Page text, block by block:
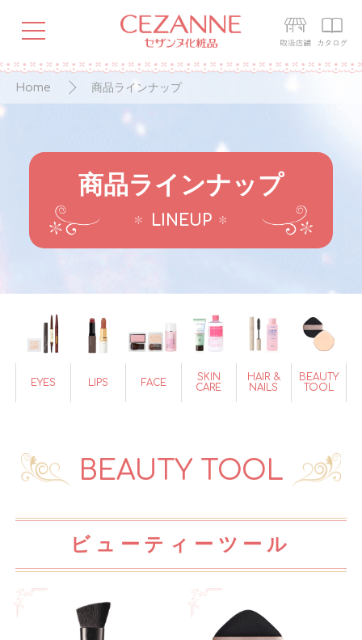
Home 商品ラインナップ
商品ラインナップ
LINEUP
EYES LIPS FACE
SKIN
CARE
HAIR &
NAILS
BEAUTY
TOOL
BEAUTY TOOL
ビューティーツール